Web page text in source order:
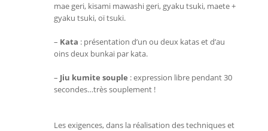
mae geri, kisami mawashi geri, gyaku tsuki, maete +
gyaku tsuki, oï tsuki.
– Kata : présentation d’un ou deux katas et d’au
oins deux bunkai par kata.
– Jiu kumite souple : expression libre pendant 30
secondes…très souplement !
Les exigences, dans la réalisation des techniques et